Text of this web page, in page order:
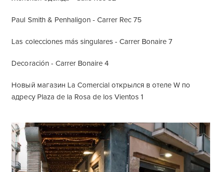
Paul Smith & Penhaligon - Carrer Rec 75
Las colecciones más singulares - Carrer Bonaire 7
Decoración - Carrer Bonaire 4
Новый магазин La Comercial открылся в отеле W по
адресу Plaza de la Rosa de los Vientos 1